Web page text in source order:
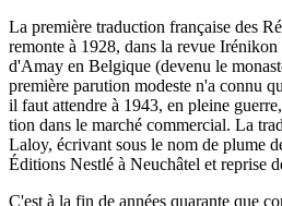
La pre­mière tra­duc­tion fran­çaise des
remonte à 1928, dans la revue
d'Amay en Bel­gique (devenu le
pre­mière paru­tion modeste n'a connu
il faut attendre à 1943, en pleine
tion dans le mar­ché com­mer­cial. La
Laloy, écri­vant sous le nom de plume
Édi­tions Nestlé à Neu­châ­tel et reprise
C'est à la fin de années qua­rante que